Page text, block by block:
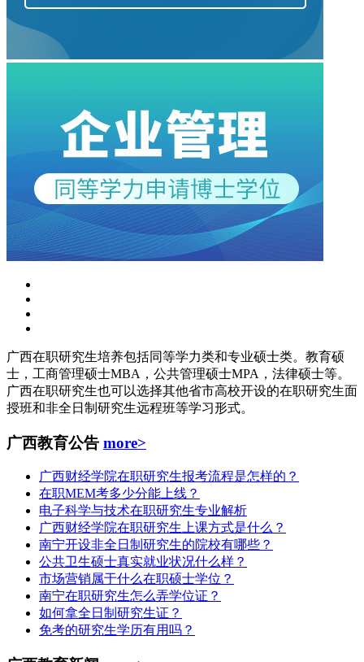
广西在职研究生培养包括同等学力类和专业硕士类。教育硕
士，工商管理硕士MBA，公共管理硕士MPA，法律硕士等。
广西在职研究生也可以选择其他省市高校开设的在职研究生面
授班和非全日制研究生远程班等学习形式。
广西教育公告 more>
广西财经学院在职研究生报考流程是怎样的？
在职MEM考多少分能上线？
电子科学与技术在职研究生专业解析
广西财经学院在职研究生上课方式是什么？
南宁开设非全日制研究生的院校有哪些？
公共卫生硕士真实就业状况什么样？
市场营销属于什么在职硕士学位？
南宁在职研究生怎么弄学位证？
如何拿全日制研究生证？
免考的研究生学历有用吗？